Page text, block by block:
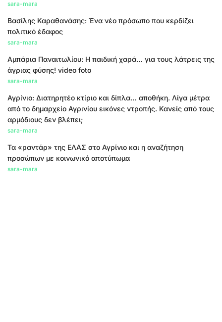
sara-mara
Βασίλης Καραθανάσης: Ένα νέο πρόσωπο που κερδίζει
πολιτικό έδαφος
sara-mara
Αμπάρια Παναιτωλίου: Η παιδική χαρά… για τους λάτρεις της
άγριας φύσης! video foto
sara-mara
Αγρίνιο: Διατηρητέο κτίριο και δίπλα… αποθήκη. Λίγα μέτρα
από το δημαρχείο Αγρινίου εικόνες ντροπής. Κανείς από τους
αρμόδιους δεν βλέπει;
sara-mara
Τα «ραντάρ» της ΕΛΑΣ στο Αγρίνιο και η αναζήτηση
προσώπων με κοινωνικό αποτύπωμα
sara-mara